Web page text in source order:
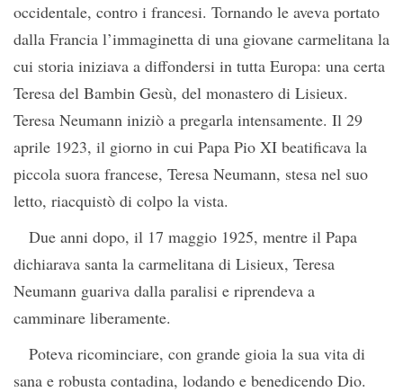
occidentale, contro i francesi. Tornando le aveva portato
dalla Francia l’immaginetta di una giovane carmelitana la
cui storia iniziava a diffondersi in tutta Europa: una certa
Teresa del Bambin Gesù, del monastero di Lisieux.
Teresa Neumann iniziò a pregarla intensamente. Il 29
aprile 1923, il giorno in cui Papa Pio XI beatificava la
piccola suora francese, Teresa Neumann, stesa nel suo
letto, riacquistò di colpo la vista.
Due anni dopo, il 17 maggio 1925, mentre il Papa
dichiarava santa la carmelitana di Lisieux, Teresa
Neumann guariva dalla paralisi e riprendeva a
camminare liberamente.
Poteva ricominciare, con grande gioia la sua vita di
sana e robusta contadina, lodando e benedicendo Dio.